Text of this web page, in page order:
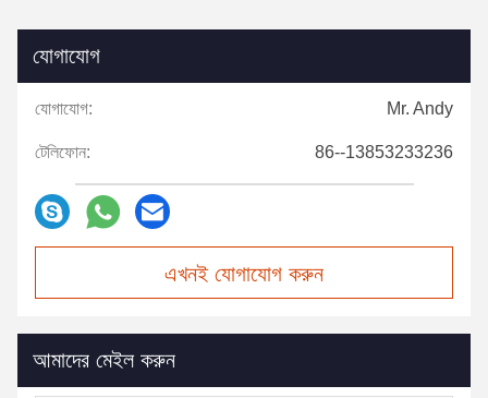
যোগাযোগ
যোগাযোগ: Mr. Andy
টেলিফোন: 86--13853233236
এখনই যোগাযোগ করুন
আমাদের মেইল করুন